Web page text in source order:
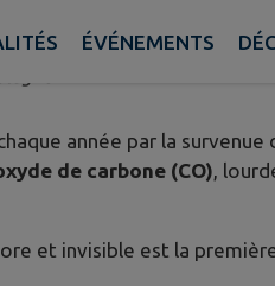
ÉVÉNEMENTS
année par la survenue
de carbone (CO),
et invisible est la